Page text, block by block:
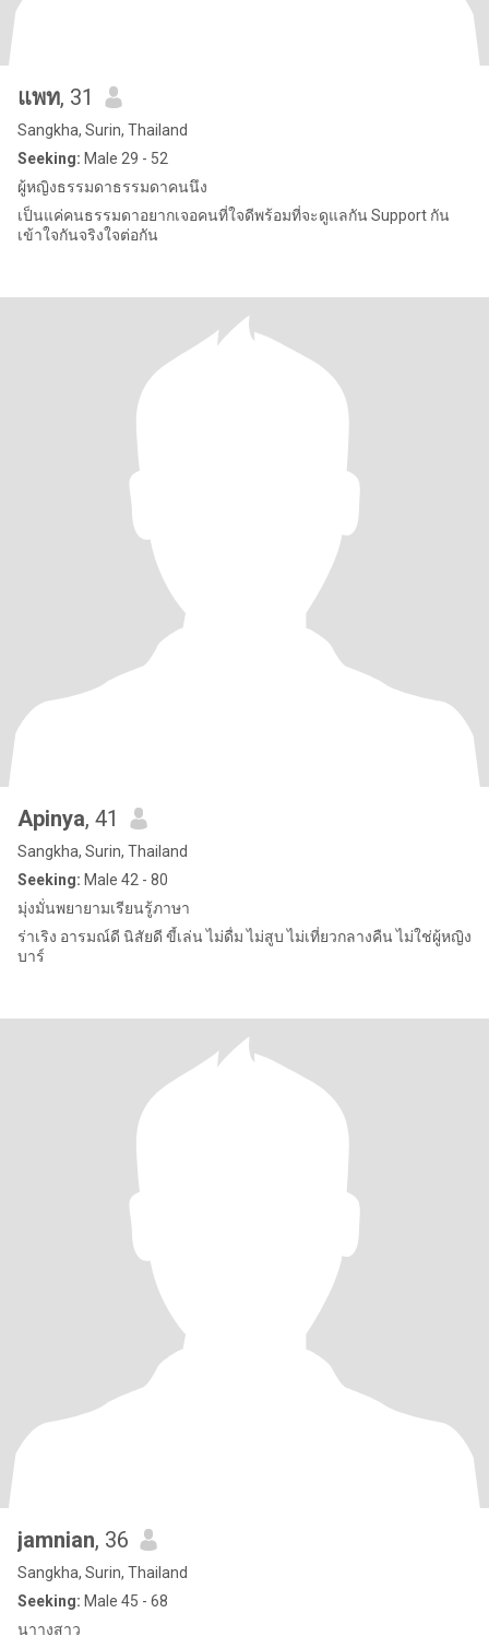
แพท, 31
Sangkha, Surin, Thailand
Seeking: Male 29 - 52
ผู้หญิงธรรมดาธรรมดาคนนึง
เป็นแค่คนธรรมดาอยากเจอคนที่ใจดีพร้อมที่จะดูแลกัน Support กัน
เข้าใจกันจริงใจต่อกัน
Apinya, 41
Sangkha, Surin, Thailand
Seeking: Male 42 - 80
มุ่งมั่นพยายามเรียนรู้ภาษา
ร่าเริง อารมณ์ดี นิสัยดี ขี้เล่น ไม่ดื่ม ไม่สูบ ไม่เที่ยวกลางคืน ไม่ใช่ผู้หญิง
บาร์
jamnian, 36
Sangkha, Surin, Thailand
Seeking: Male 45 - 68
นาางสาว